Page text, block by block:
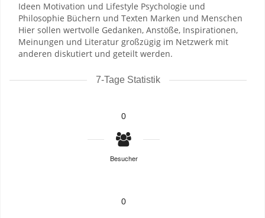
Ideen Motivation und Lifestyle Psychologie und
Philosophie Büchern und Texten Marken und Menschen
Hier sollen wertvolle Gedanken, Anstöße, Inspirationen,
Meinungen und Literatur großzügig im Netzwerk mit
anderen diskutiert und geteilt werden.
7-Tage Statistik
0
Besucher
0